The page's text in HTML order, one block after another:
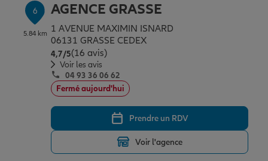
6
5.84 km
AGENCE GRASSE
1 AVENUE MAXIMIN ISNARD
06131 GRASSE CEDEX
4,7/5Note de 4.7 sur 5
(16 avis)
Voir les avis
04 93 36 06 62
Fermé aujourd'hui
Prendre un RDV
Voir l'agence